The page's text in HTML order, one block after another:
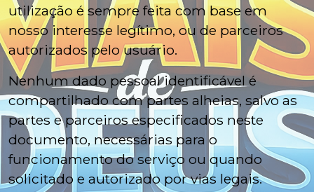
utilização é sempre feita com base em
nosso interesse legítimo, ou de parceiros
autorizados pelo usuário.
Nenhum dado pessoal identificável é
compartilhado com partes alheias, salvo as
partes e parceiros especificados neste
documento, necessárias para o
funcionamento do serviço ou quando
solicitado e autorizado por vias legais.